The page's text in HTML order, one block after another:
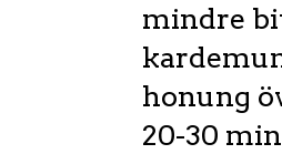
mindre
honung
20-30